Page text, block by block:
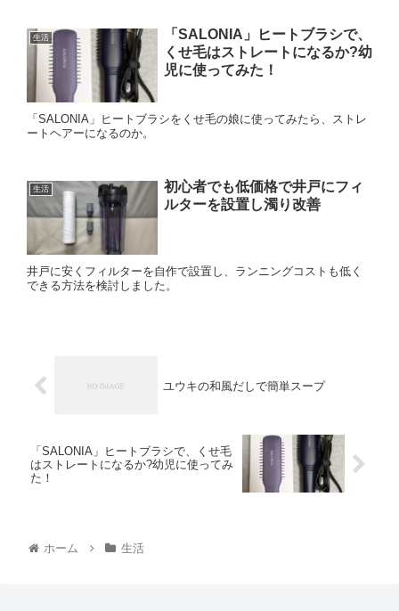
生活
「SALONIA」ヒートブラシで、
くせ毛はストレートになるか?幼
児に使ってみた！
「SALONIA」ヒートブラシをくせ毛の娘に使ってみたら、ストレ
ートヘアーになるのか。
生活
初心者でも低価格で井戸にフィ
ルターを設置し濁り改善
井戸に安くフィルターを自作で設置し、ランニングコストも低く
できる方法を検討しました。
ユウキの和風だしで簡単スープ
「SALONIA」ヒートブラシで、くせ毛
はストレートになるか?幼児に使ってみ
た！
ホーム 生活